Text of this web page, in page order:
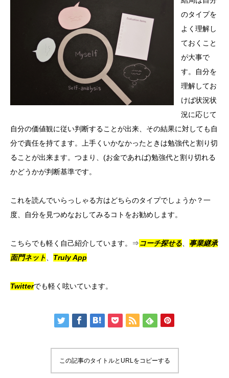
のタイプを
よく理解し
ておくこと
が大事で
す。自分を
理解してお
けば状況状
況に応じて
自分の価値観に従い判断することが出来、その結果に対しても自
分で責任を持てます。上手くいかなかったときは勉強代と割り切
ることが出来ます。つまり、(お金であれば)勉強代と割り切れる
かどうかが判断基準です。
これを読んでいらっしゃる方はどちらのタイプでしょうか？一
度、自分を見つめなおしてみるコトをお勧めします。
こちらでも軽く自己紹介しています。⇒コーチ探せる
事業継承
面門ネット
Truly App
Twitterでも軽く呟いています。
この記事のタイトルとURLをコピーする